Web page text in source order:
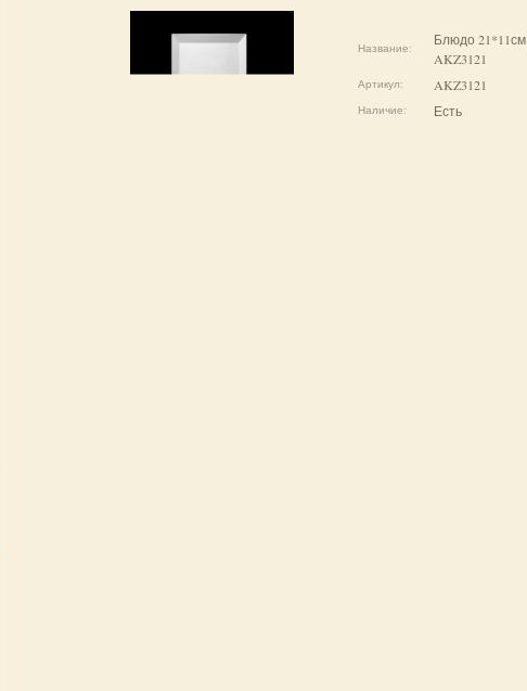
Название:
Блюдо 21*11см
AKZ3121
Артикул: AKZ3121
Наличие: Есть